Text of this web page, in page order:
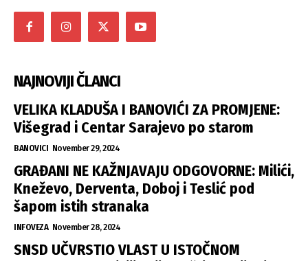
NAJNOVIJI ČLANCI
VELIKA KLADUŠA I BANOVIĆI ZA PROMJENE:
Višegrad i Centar Sarajevo po starom
BANOVICI November 29, 2024
GRAĐANI NE KAŽNJAVAJU ODGOVORNE: Milići,
Kneževo, Derventa, Doboj i Teslić pod
šapom istih stranaka
INFOVEZA November 28, 2024
SNSD UČVRSTIO VLAST U ISTOČNOM